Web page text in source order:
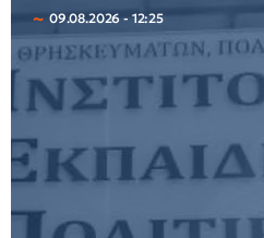
09.08.2026 - 12:25